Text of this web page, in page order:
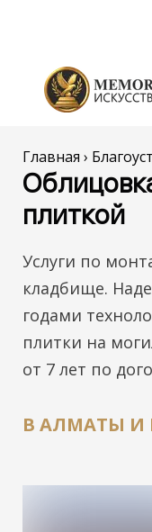
Главная ›
плиткой
Услуги по
кладбище.
годами
плитки на
от 7 лет по
В АЛМАТЫ И